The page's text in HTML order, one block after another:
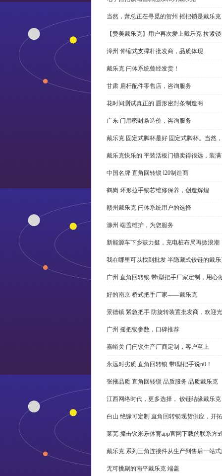
当然，萧总正在寻觅的贺州 摇把锁是戴乐克
【赞美戴乐克】用户再次爱上戴乐克 拉紧锁
漳州 伸缩式支撑杆批发商，品质体现
戴乐克 闩体系统曾经发货！
甘肃 扁杆配件零售店，咨询服务
花时间测试真正的 唇形密封条制造商
广东 门用密封条造价，咨询服务
戴乐克 固定式脚杯是好 固定式脚杯。当然
戴乐克快乐的 平装活板门锁卖得很远，装
中国名牌 直角回转锁 l20制造商
鹤岗 环形拉手锁芯维修保养，创造辉煌
赣州戴乐克 闩体系统用户的选择
滁州 端盖维护，为您服务
新能源车下乡获力挺，充电桩布局再掀浪潮
我在哪里可以找到批发 半隐藏式铰链的戴
广州 直角回转锁 带t型把手厂家定制，用心
好的南京 桥式把手厂家——戴乐克
景德镇 紧急把手 防旋转装置批发商，欢迎
广州 摇把锁参数，口碑推荐
嘉峪关 门闩锁生产厂商定制，客户至上
永远对劣质 直角回转锁 带l型把手说n0！
张掖品质 直角回转锁 品质服务 品质戴乐克
江西网络时代，更多选择， 铰链结缘戴乐克
白山 绝缘可定制 直角回转锁现货供应，开
莱芜 撞击锁米乐体育app官网下载的联系方
戴乐克 系列三角连接件从生产到售后一站
无可挑剔的南平戴乐克 端盖